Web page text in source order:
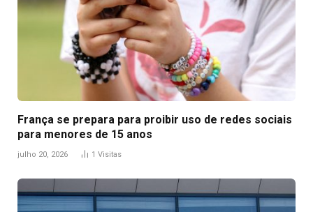
França se prepara para proibir uso de redes sociais
para menores de 15 anos
julho 20, 2026 1 Visitas